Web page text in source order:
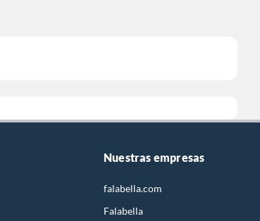
Nuestras empresas
falabella.com
Falabella